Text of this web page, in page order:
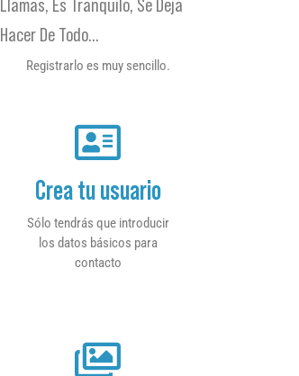
Llamas, Es Tranquilo, Se Deja
Hacer De Todo…
Registrarlo es muy sencillo.
Crea tu usuario
Sólo tendrás que introducir
los datos básicos para
contacto